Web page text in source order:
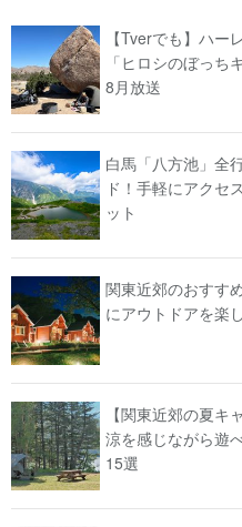
【Tverでも】ハー
「ヒロシのぼっち
8月放送
白馬「八方池」全
ド！手軽にアクセ
ット
関東近郊のおすす
にアウトドアを楽
【関東近郊の夏キ
涼を感じながら遊
15選